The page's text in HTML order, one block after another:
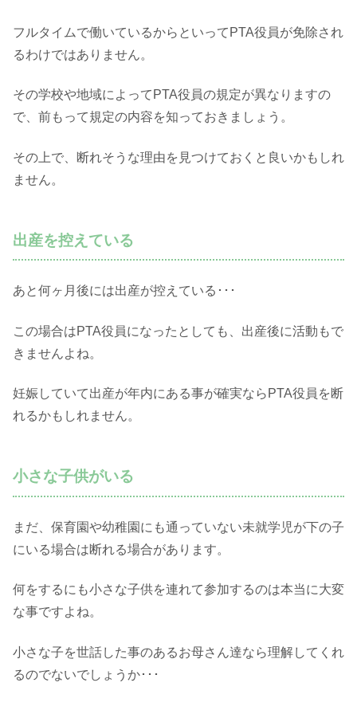
フルタイムで働いているからといってPTA役員が免除され
るわけではありません。
その学校や地域によってPTA役員の規定が異なりますの
で、前もって規定の内容を知っておきましょう。
その上で、断れそうな理由を見つけておくと良いかもしれ
ません。
出産を控えている
あと何ヶ月後には出産が控えている･･･
この場合はPTA役員になったとしても、出産後に活動もで
きませんよね。
妊娠していて出産が年内にある事が確実ならPTA役員を断
れるかもしれません。
小さな子供がいる
まだ、保育園や幼稚園にも通っていない未就学児が下の子
にいる場合は断れる場合があります。
何をするにも小さな子供を連れて参加するのは本当に大変
な事ですよね。
小さな子を世話した事のあるお母さん達なら理解してくれ
るのでないでしょうか･･･